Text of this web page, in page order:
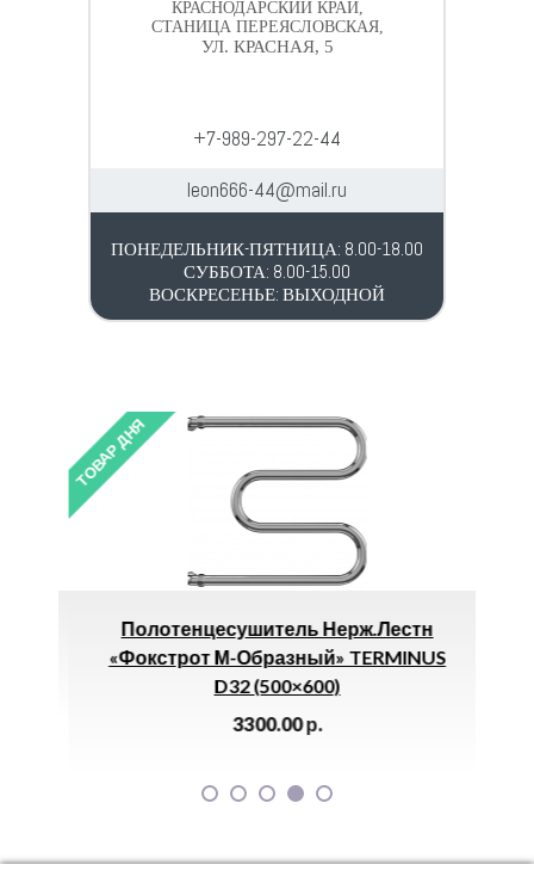
КРАСНОДАРСКИЙ КРАЙ,
СТАНИЦА ПЕРЕЯСЛОВСКАЯ,
УЛ. КРАСНАЯ, 5
+7-989-297-22-44
leon666-44@mail.ru
ПОНЕДЕЛЬНИК-ПЯТНИЦА: 8.00-18.00
СУББОТА: 8.00-15.00
ВОСКРЕСЕНЬЕ: ВЫХОДНОЙ
ТОВАР ДНЯ
Полотенцесушитель Нерж.лестн
«Фокстрот М-Образный» TERMINUS
D32 (500×600)
3300.00р.